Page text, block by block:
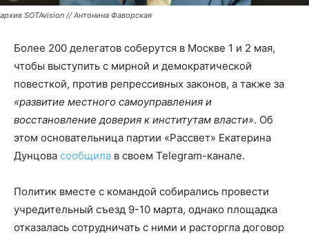
архив SOTAvision // Антонина Фаворская
Более 200 делегатов соберутся в Москве 1 и 2 мая,
чтобы выступить с мирной и демократической
повесткой, против репрессивных законов, а также за
«развитие местного самоуправления и
восстановление доверия к институтам власти». Об
этом основательница партии «Рассвет» Екатерина
Дунцова сообщила в своем Telegram-канале.
Политик вместе с командой собирались провести
учредительный съезд 9-10 марта, однако площадка
отказалась сотрудничать с ними и расторгла договор